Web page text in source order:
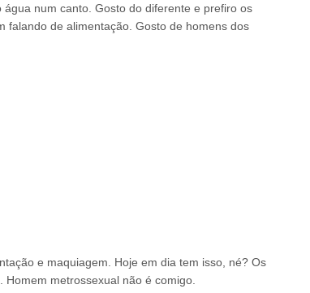
num canto. Gosto do diferente e prefiro os
falando de alimentação. Gosto de homens dos
e maquiagem. Hoje em dia tem isso, né? Os
metrossexual não é comigo.